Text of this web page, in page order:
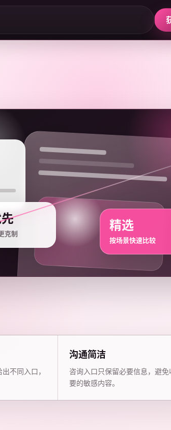
克制
精选
按场景快速比较
不同入口，
沟通简洁
咨询入口只保留必要信息，避
要的敏感内容。